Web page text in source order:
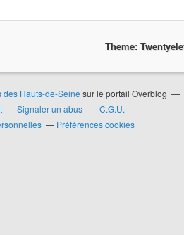
Theme:
Hauts-de-Seine sur le portail Overblog
Signaler un abus
C.G.U.
Préférences cookies